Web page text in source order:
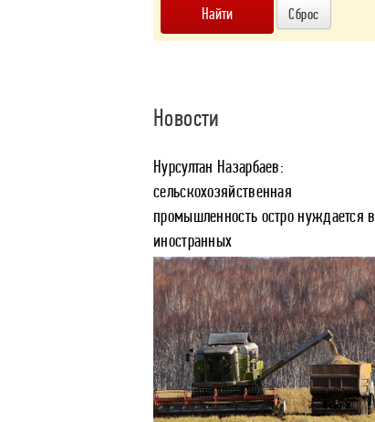
Новости
Нурсултан Назарбаев:
сельскохозяйственная
промышленность остро нуждается в
иностранных